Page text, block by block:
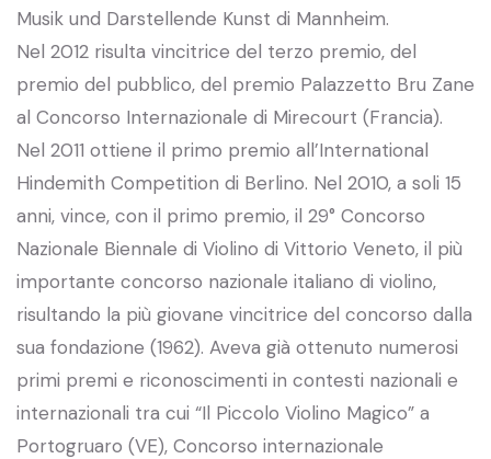
Musik und Darstellende Kunst di Mannheim.
Nel 2012 risulta vincitrice del terzo premio, del
premio del pubblico, del premio Palazzetto Bru Zane
al Concorso Internazionale di Mirecourt (Francia).
Nel 2011 ottiene il primo premio all’International
Hindemith Competition di Berlino. Nel 2010, a soli 15
anni, vince, con il primo premio, il 29° Concorso
Nazionale Biennale di Violino di Vittorio Veneto, il più
importante concorso nazionale italiano di violino,
risultando la più giovane vincitrice del concorso dalla
sua fondazione (1962). Aveva già ottenuto numerosi
primi premi e riconoscimenti in contesti nazionali e
internazionali tra cui “Il Piccolo Violino Magico” a
Portogruaro (VE), Concorso internazionale